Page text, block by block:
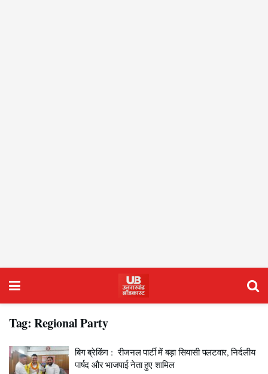
Tag: Regional Party
बिग ब्रेकिंग : रीजनल पार्टी में बड़ा सियासी पलटवार, निर्दलीय
पार्षद और भाजपाई नेता हुए शामिल